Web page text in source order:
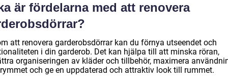
är fördelarna med att renovera
att renovera garderobsdörrar kan du förnya utseendet och
i din garderob. Det kan hjälpa till att minska röran,
organiseringen av kläder och tillbehör, maximera
och ge en uppdaterad och attraktiv look till rummet.